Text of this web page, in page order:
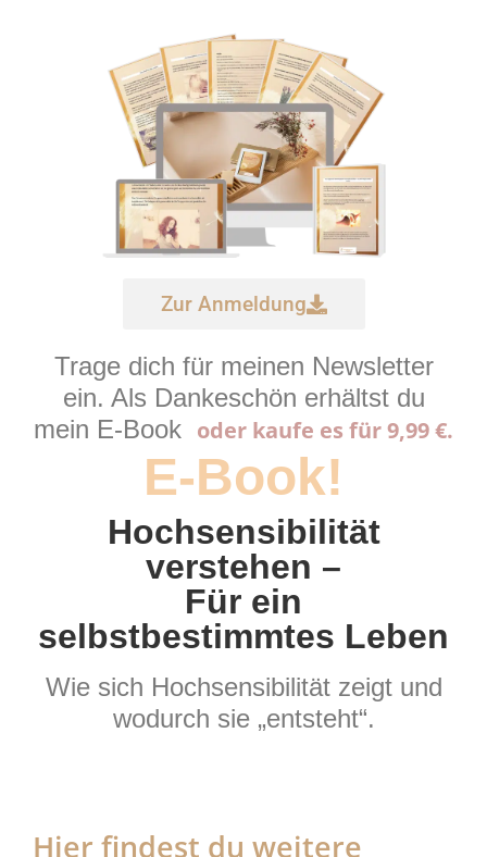
Zur Anmeldung
Trage dich für meinen Newsletter
ein. Als Dankeschön erhältst du
mein E-Book oder kaufe es für 9,99 €.
E-Book!
Hochsensibilität
verstehen –
Für ein
selbstbestimmtes Leben
Wie sich Hochsensibilität zeigt und
wodurch sie „entsteht“.
Hier findest du weitere